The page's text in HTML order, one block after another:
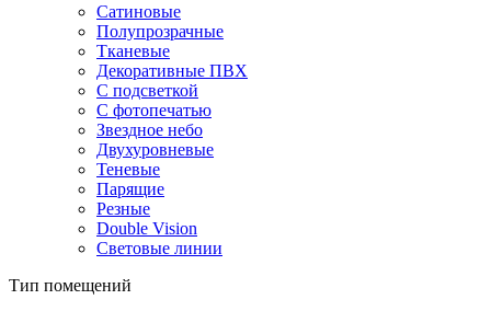
Сатиновые
Полупрозрачные
Тканевые
Декоративные ПВХ
С подсветкой
С фотопечатью
Звездное небо
Двухуровневые
Теневые
Парящие
Резные
Double Vision
Световые линии
Тип помещений